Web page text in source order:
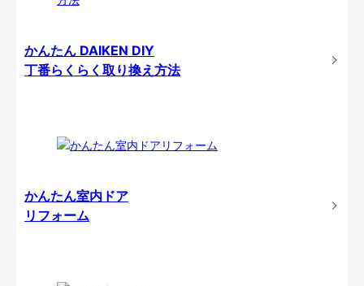
かんたん DAIKEN DIY
丁番らくらく取り換え方法
かんたん室内ドア
リフォーム